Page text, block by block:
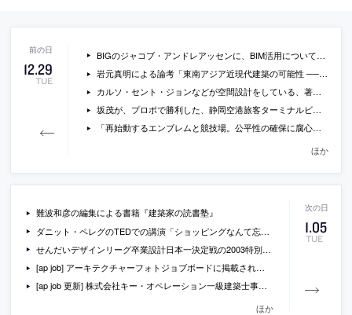
12.29
TUE
BIGのジャコブ・アンドレアッセンに、BIM活用について聞いているインタビュー「持続可能性へのアプローチが鍵」
岩元真明による論考「東南アジア近現代建築の可能性 ──ジェネリック・シティを超えよ」
カルソ・セント・ジョンなどが空間設計をしている、著名ギャラリー・ガゴシアンの創設者 ラリー・ガゴシアンについての記事「ラリー・ガゴシアンの栄光と闇」
坂茂が、プロポで勝利した、静岡空港旅客ターミナルビルのデザインの特徴だった「ツイスト木造アーチ」が実現不可に
「再始動するエンブレムと競技場。公平性の確保に腐心」（NIKKEI DESIGN）
ほか
1.05
TUE
難波和彦の編集による書籍『建築家の読書塾』
ダニット・ペレグのTEDでの講演「ショッピングなんて忘れましょう—新しい服をダウンロードする時代がすぐにやってきます」の動画
せんだいデザインリーグ卒業設計日本一決定戦の2003特別賞を受賞したフリーランチの納見健悟のインタビュー動画
[ap job] アーキテクチャーフォトジョブボードに掲載されている求人情報一覧(2016/1/4)
[ap job 更新] 株式会社キー・オペレーション一級建築士事務所が、設計スタッフ・設計アシスタント・オープンデスクを募集中
ほか